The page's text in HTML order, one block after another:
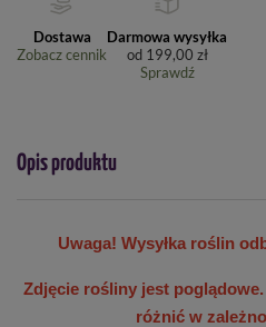
Dostawa
Zobacz cennik
Darmowa wysyłka
od 199,00 zł
Sprawdź
Opis produktu
Uwaga! Wysyłka roślin
Zdjęcie rośliny jest
różnić w